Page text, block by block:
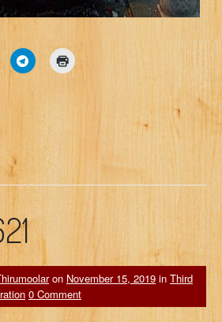
on November 15, 2019 in Third
0 Comment